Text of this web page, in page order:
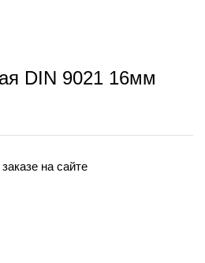
DIN 9021 16мм
на сайте